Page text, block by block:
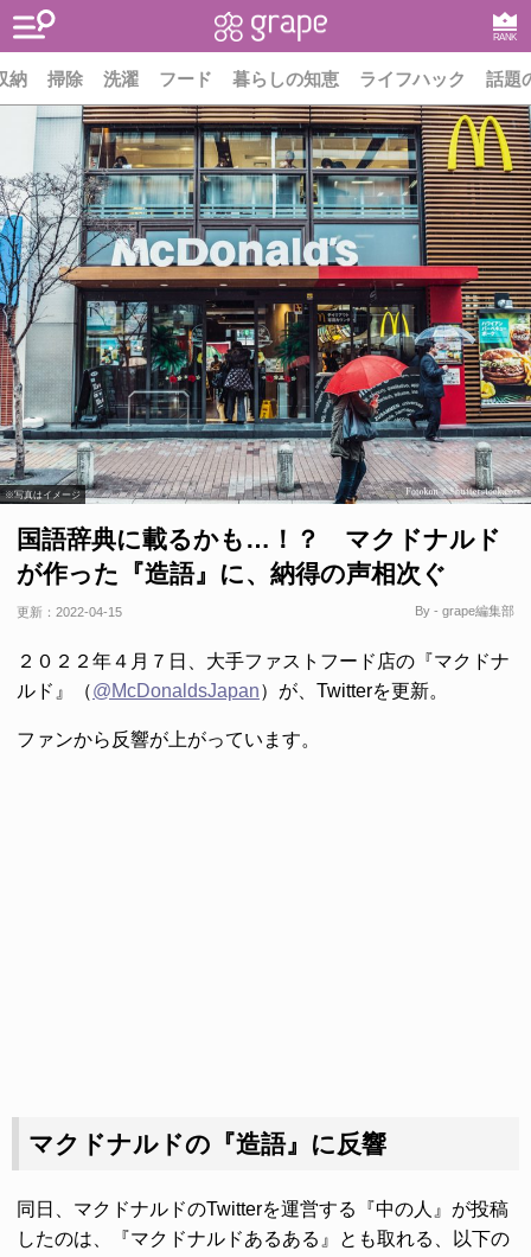
RANK
納 掃除 洗濯 フード 暮らしの知恵 ライフハック 話題
※写真はイメージ
国語辞典に載るかも…！？ マクドナルド
が作った『造語』に、納得の声相次ぐ
更新： 2022-04-15 By - grape編集部
２０２２年４月７日、大手ファストフード店の『マクドナ
ルド』（@McDonaldsJapan）が、Twitterを更新。
ファンから反響が上がっています。
マクドナルドの『造語』に反響
同日、マクドナルドのTwitterを運営する『中の人』が投稿
したのは、『マクドナルドあるある』とも取れる、以下の